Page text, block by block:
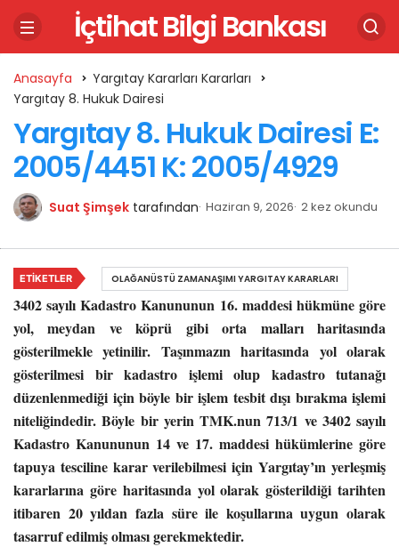
İçtihat Bilgi Bankası
Anasayfa
Yargıtay Kararları Kararları
Yargıtay 8. Hukuk Dairesi
Yargıtay 8. Hukuk Dairesi E:
2005/4451 K: 2005/4929
Suat Şimşek tarafından Haziran 9, 2026 2 kez okundu
3402 sayılı Kadastro Kanununun 16. maddesi hükmüne göre
yol, meydan ve köprü gibi orta malları haritasında
gösterilmekle yetinilir. Taşınmazın haritasında yol olarak
gösterilmesi bir kadastro işlemi olup kadastro tutanağı
düzenlenmediği için böyle bir işlem tesbit dışı bırakma işlemi
niteliğindedir. Böyle bir yerin TMK.nun 713/1 ve 3402 sayılı
Kadastro Kanununun 14 ve 17. maddesi hükümlerine göre
tapuya tesciline karar verilebilmesi için Yargıtay’ın yerleşmiş
kararlarına göre haritasında yol olarak gösterildiği tarihten
itibaren 20 yıldan fazla süre ile koşullarına uygun olarak
tasarruf edilmiş olması gerekmektedir.
ETIKETLER OLAĞANÜSTÜ ZAMANAŞIMI YARGITAY KARARLARI